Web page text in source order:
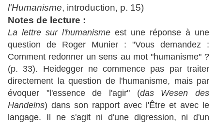
l'Humanisme, introduction, p. 15)
Notes de lecture :
La lettre sur l'humanisme est une réponse à une
question de Roger Munier : "Vous demandez :
Comment redonner un sens au mot "humanisme" ?
(p. 33). Heidegger ne commence pas par traiter
directement la question de l'humanisme, mais par
évoquer "l'essence de l'agir" (das Wesen des
Handelns) dans son rapport avec l'Être et avec le
langage. Il ne s'agit ni d'une digression, ni d'un